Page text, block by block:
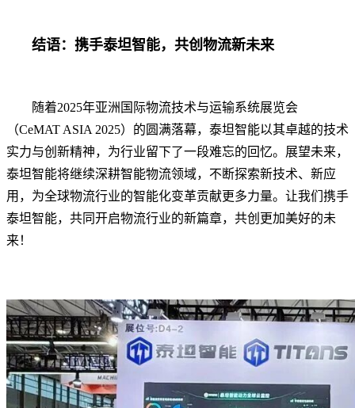
结语：携手泰坦智能，共创物流新未来
随着2025年亚洲国际物流技术与运输系统展览会
（CeMAT ASIA 2025）的圆满落幕，泰坦智能以其卓越的技术
实力与创新精神，为行业留下了一段难忘的回忆。展望未来，
泰坦智能将继续深耕智能物流领域，不断探索新技术、新应
用，为全球物流行业的智能化变革贡献更多力量。让我们携手
泰坦智能，共同开启物流行业的新篇章，共创更加美好的未
来！